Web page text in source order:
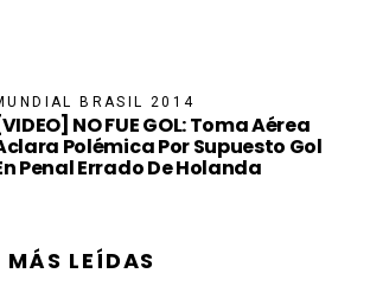
BRASIL 2014
NO FUE GOL: Toma Aérea
Polémica Por Supuesto Gol
Penal Errado De Holanda
LEÍDAS